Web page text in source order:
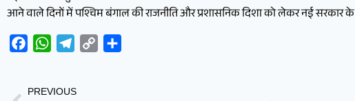
आने वाले दिनों में पश्चिम बंगाल की राजनीति और प्रशासनिक दिशा को लेकर नई सरकार
FacebookWhatsAppTelegram
Copy
PREVIOUS